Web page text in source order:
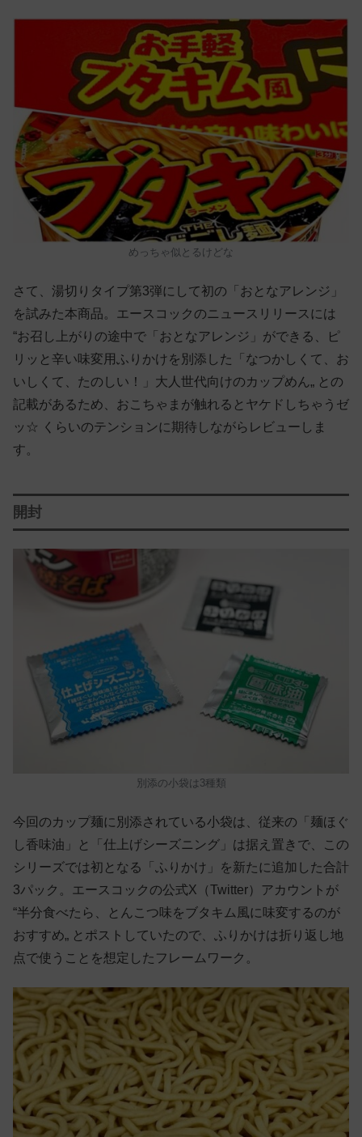
めっちゃ似とるけどな
さて、湯切りタイプ第3弾にして初の「おとなアレンジ」
を試みた本商品。エースコックのニュースリリースには
“お召し上がりの途中で「おとなアレンジ」ができる、ピ
リッと辛い味変用ふりかけを別添した「なつかしくて、お
いしくて、たのしい！」大人世代向けのカップめん„ との
記載があるため、おこちゃまが触れるとヤケドしちゃうゼ
ッ☆ くらいのテンションに期待しながらレビューしま
す。
開封
別添の小袋は3種類
今回のカップ麺に別添されている小袋は、従来の「麺ほぐ
し香味油」と「仕上げシーズニング」は据え置きで、この
シリーズでは初となる「ふりかけ」を新たに追加した合計
3パック。エースコックの公式X（Twitter）アカウントが
“半分食べたら、とんこつ味をブタキム風に味変するのが
おすすめ„ とポストしていたので、ふりかけは折り返し地
点で使うことを想定したフレームワーク。